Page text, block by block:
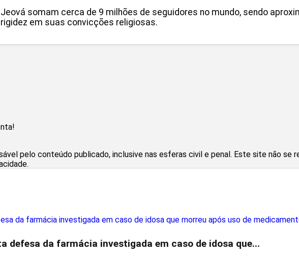
somam cerca de 9 milhões de seguidores no mundo, sendo
em suas convicções religiosas.
pelo conteúdo publicado, inclusive nas esferas civil e penal. Este site não se
defesa da farmácia investigada em caso de idosa que...